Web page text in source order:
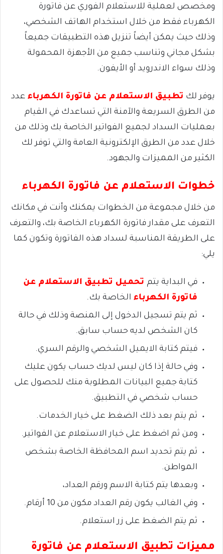
ومخصص لعملية للاستعلام الفوري عن فاتورة
الكهرباء فقط من خلال استخدام الهاتف الشخصي،
وذلك حيث يمكن أيضاً تنزيل هذه التطبيقات جميعاً
بشكل مجاني وتناسب جميع من الأجهزة المحمولة
وذلك سواء الاندرويد أو الأيفون.
يوفر لك تطبيق الاستعلام عن فاتورة الكهرباء عدد
من الطرق السريعة والآمنة التي تساعدك في القيام
بعمليات السداد لجميع الفواتير الخاصة بك وذلك من
خلال عدد من الطرق الإلكترونية العامة والتي توفر لك
الكثير من المميزات والجهود.
خطوات الاستعلام عن فاتورة الكهرباء
من خلال مجموعة من الخطوات يمكنك وأنت في مكانك
التعرف على مقدار فاتورة الكهرباء الخاصة بك، والتعرف
على الطريقة المناسبة لسداد هذه الفاتورة وتكون كما
يلي:
في البداية يتم تحميل تطبيق الاستعلام عن
فاتورة الكهرباء الخاصة بك.
ثم يتم تسجيل الدخول إلى المنصة وذلك في حالة
كان الشخص لديه حساب سابق.
فيتم كتابة الايميل الشخصي والرقم السري.
وفي حالة إذا كان ليس لديك حساب يكون عليك
كتابة جميع البيانات المطلوبة منك للحصول على
حساب شخصي في التطبيق.
ثم يتم بعد ذلك الضغط على خيار الخدمات.
ومن ثم اضغط على خيار الاستعلام عن الفواتير.
ثم يتم تحديد اسم المحافظة الخاصة بشخص
المواطن.
وبعدها يتم كتابة الاسم ورقم العداد،
وفي الغالب يكون رقم العداد مكون من 10 أرقام.
ثم يتم الضغط على زر استعلام.
مميزات تطبيق الاستعلام عن فاتورة